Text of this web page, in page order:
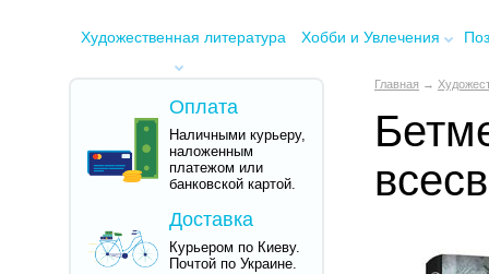
Художественная литература Хобби и Увлечения
Оплата
Наличными курьеру,
наложенным
платежом или
банковской картой.
Доставка
Курьером по Киеву.
Почтой по Украине.
Главная →